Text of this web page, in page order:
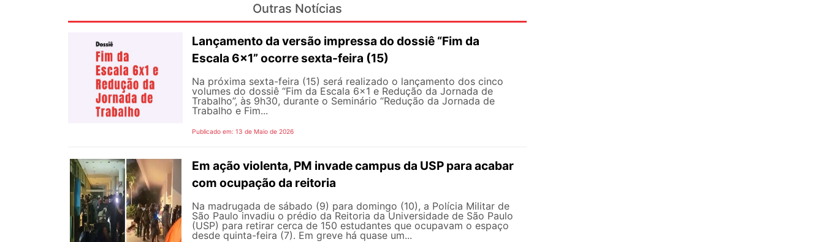
Outras Notícias
Lançamento da versão impressa do dossiê “Fim da
Escala 6×1” ocorre sexta-feira (15)
Na próxima sexta-feira (15) será realizado o lançamento dos cinco
volumes do dossiê “Fim da Escala 6×1 e Redução da Jornada de
Trabalho”, às 9h30, durante o Seminário “Redução da Jornada de
Trabalho e Fim...
Publicado em: 13 de Maio de 2026
Em ação violenta, PM invade campus da USP para acabar
com ocupação da reitoria
Na madrugada de sábado (9) para domingo (10), a Polícia Militar de
São Paulo invadiu o prédio da Reitoria da Universidade de São Paulo
(USP) para retirar cerca de 150 estudantes que ocupavam o espaço
desde quinta-feira (7). Em greve há quase um...